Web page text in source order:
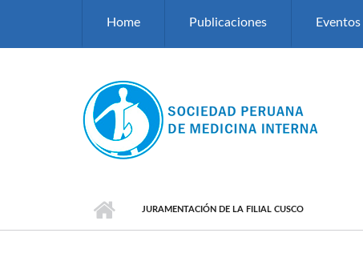
Home Publicaciones Eventos
JURAMENTACIÓN DE LA FILIAL CUSCO